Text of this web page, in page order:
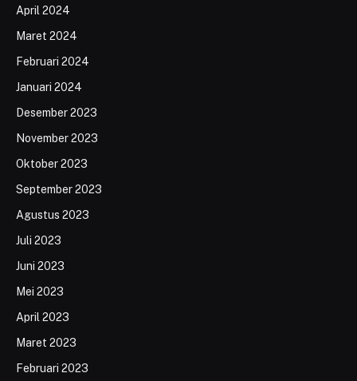
April 2024
Maret 2024
Februari 2024
Januari 2024
Desember 2023
November 2023
Oktober 2023
September 2023
Agustus 2023
Juli 2023
Juni 2023
Mei 2023
April 2023
Maret 2023
Februari 2023